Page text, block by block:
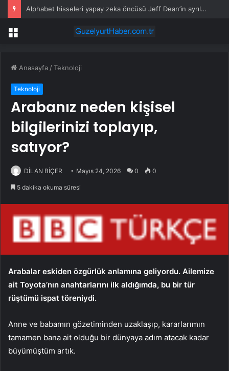
Alphabet hisseleri yapay zeka öncüsü Jeff Dean’in ayrılmasıyla %5 düştü
Menü
Anasayfa /Teknoloji
Teknoloji
Arabanız neden kişisel
bilgilerinizi toplayıp,
satıyor?
DİLAN BİÇER Mayıs 24, 2026 0 0
5 dakika okuma süresi
Arabalar eskiden özgürlük anlamına geliyordu. Ailemize
ait Toyota’nın anahtarlarını ilk aldığımda, bu bir tür
rüştümü ispat töreniydi.
Anne ve babamın gözetiminden uzaklaşıp, kararlarımın
tamamen bana ait olduğu bir dünyaya adım atacak kadar
büyümüştüm artık.